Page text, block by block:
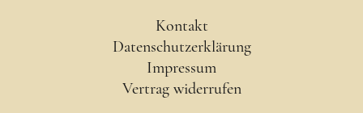
Kontakt
Datenschutzerklärung
Impressum
Vertrag widerrufen